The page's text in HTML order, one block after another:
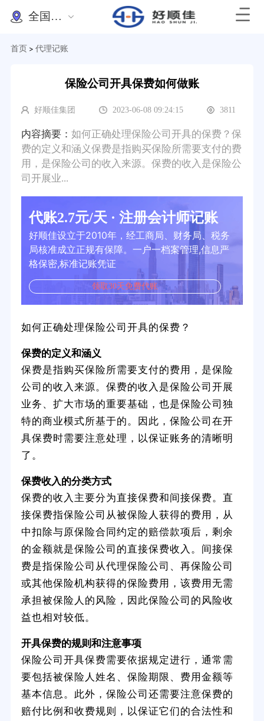
全国办理
首页 > 代理记账
保险公司开具保费如何做账
好顺佳集团 2023-06-08 09:24:15 3811
内容摘要： 如何正确处理保险公司开具的保费？保
费的定义和涵义保费是指购买保险所需要支付的费
用，是保险公司的收入来源。保费的收入是保险公
司开展业...
代账2.7元/天 · 注册会计师记账
好顺佳设立于2010年，经工商局、财务局、税务
局核准成立正规有保障。一户一档案管理,信息严
格保密,标准记账凭证
领取30天免费代账
如何正确处理保险公司开具的保费？
保费的定义和涵义
保费是指购买保险所需要支付的费用，是保险
公司的收入来源。保费的收入是保险公司开展
业务、扩大市场的重要基础，也是保险公司独
特的商业模式所基于的。因此，保险公司在开
具保费时需要注意处理，以保证账务的清晰明
了。
保费收入的分类方式
保费的收入主要分为直接保费和间接保费。直
接保费指保险公司从被保险人获得的费用，从
中扣除与原保险合同约定的赔偿款项后，剩余
的金额就是保险公司的直接保费收入。间接保
费是指保险公司从代理保险公司、再保险公司
或其他保险机构获得的保险费用，该费用无需
承担被保险人的风险，因此保险公司的风险收
益也相对较低。
开具保费的规则和注意事项
保险公司开具保费需要依据规定进行，通常需
要包括被保险人姓名、保险期限、费用金额等
基本信息。此外，保险公司还需要注意保费的
赔付比例和收费规则，以保证它们的合法性和